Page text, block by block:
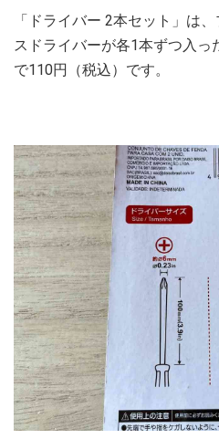
「ドライバー 2本セット」は
スドライバーが各1本ずつ入っ
で110円（税込）です。